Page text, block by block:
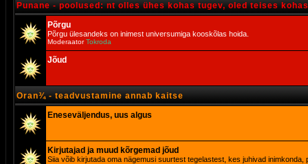
Punane - poolused: nt olles ühes kohas tugev, oled teises
Põrgu
Põrgu ülesandeks on inimest universumiga kooskõlas hoida.
ModeraatorTokroda
Jõud
Oran¾ - teadvustamine annab kaitse
Eneseväljendus, uus algus
Kirjutajad ja muud kõrgemad jõud
Siia võib kirjutada oma nägemusi suurtest tegelastest, kes juhivad inimkonda,